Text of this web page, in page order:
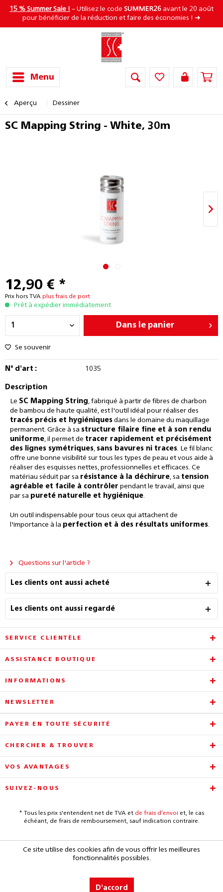
15 % Summer Sale ! – Utilisez le code SUMMER26 avant le 20 août
pour bénéficier de la réduction et faire des économies ! ➜
Menu
Aperçu Dessiner
SC Mapping String - White, 30m
12,90 € *
Prix hors TVA plus frais de port
Prêt à expédier immédiatement
Dans le panier
Se souvenir
N° d'art : 1035
Description
Le SC Mapping String, fabriqué à partir de fibres de charbon
de bambou de haute qualité, est l'outil idéal pour réaliser des
tracés précis et hygiéniques dans le domaine du maquillage
permanent. Grâce à sa structure filaire fine et à son rendu
uniforme, il permet de tracer rapidement et précisément
des lignes symétriques, sans bavures ni traces. Le fil blanc
offre une bonne visibilité sur tous les types de peau et vous aide à
réaliser des esquisses nettes, professionnelles et efficaces. Ce
matériau séduit par sa résistance à la déchirure, sa tension
agréable et facile à contrôler pendant le travail, ainsi que
par sa pureté naturelle et hygiénique.
Un outil indispensable pour tous ceux qui attachent de
l'importance à la perfection et à des résultats uniformes.
Questions sur l'article ?
Les clients ont aussi acheté
Les clients ont aussi regardé
SERVICE CLIENTÈLE
ASSISTANCE BOUTIQUE
INFORMATIONS
NEWSLETTER
PAYER EN TOUTE SÉCURITÉ
CHERCHER & TROUVER
VOS AVANTAGES
SUIVEZ-NOUS
* Tous les prix s'entendent net de TVA et de frais d’envoi et, le cas
échéant, de frais de remboursement, sauf indication contraire.
Ce site utilise des cookies afin de vous offrir les meilleures
fonctionnalités possibles.
D'accord